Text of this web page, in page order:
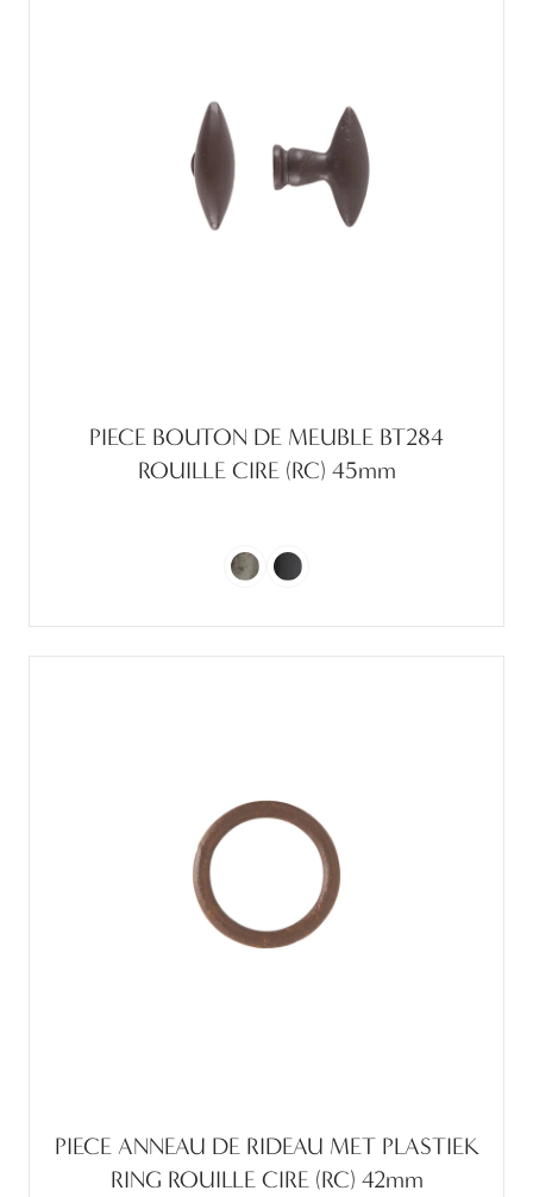
PIECE BOUTON DE MEUBLE BT284
ROUILLE CIRE (RC) 45mm
PIECE ANNEAU DE RIDEAU MET PLASTIEK
RING ROUILLE CIRE (RC) 42mm